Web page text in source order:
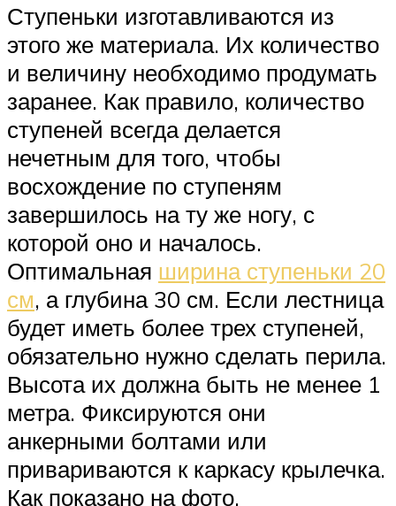
Ступеньки изготавливаются из
этого же материала. Их количество
и величину необходимо продумать
заранее. Как правило, количество
ступеней всегда делается
нечетным для того, чтобы
восхождение по ступеням
завершилось на ту же ногу, с
которой оно и началось.
Оптимальная ширина ступеньки 20
см, а глубина 30 см. Если лестница
будет иметь более трех ступеней,
обязательно нужно сделать перила.
Высота их должна быть не менее 1
метра. Фиксируются они
анкерными болтами или
привариваются к каркасу крылечка.
Как показано на фото.